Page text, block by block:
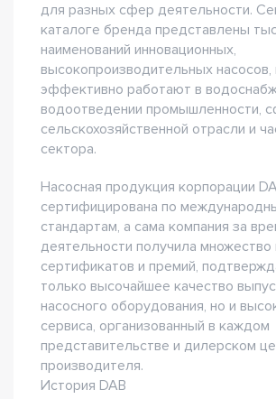
для разных сфер деятельности.
каталоге бренда представлены
наименований инновационных,
высокопроизводительных
эффективно работают в
водоотведении промышленности,
сельскохозяйственной отрасли и
сектора.
Насосная продукция корпорации
сертифицирована по
стандартам, а сама компания за
деятельности получила
сертификатов и премий,
только высочайшее качество
насосного оборудования, но и
сервиса, организованный в каждом
представительстве и дилерском
производителя.
История DAB